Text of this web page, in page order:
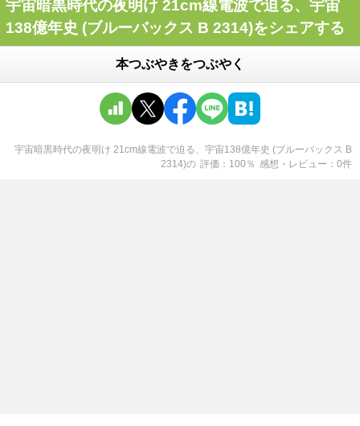
宇宙暗黒時代の夜明け 21cm線電波で迫る、宇宙
138億年史 (ブルーバックス B 2314)をシェアする
本つぶやきをつぶやく
宇宙暗黒時代の夜明け 21cm線電波で迫る、宇宙138億年史 (ブルーバックス B
2314)の 評価 100 ％ 感想・レビュー 0件